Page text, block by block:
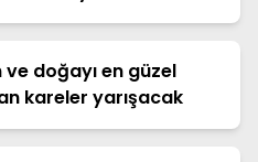
ve doğayı en güzel
kareler yarışacak